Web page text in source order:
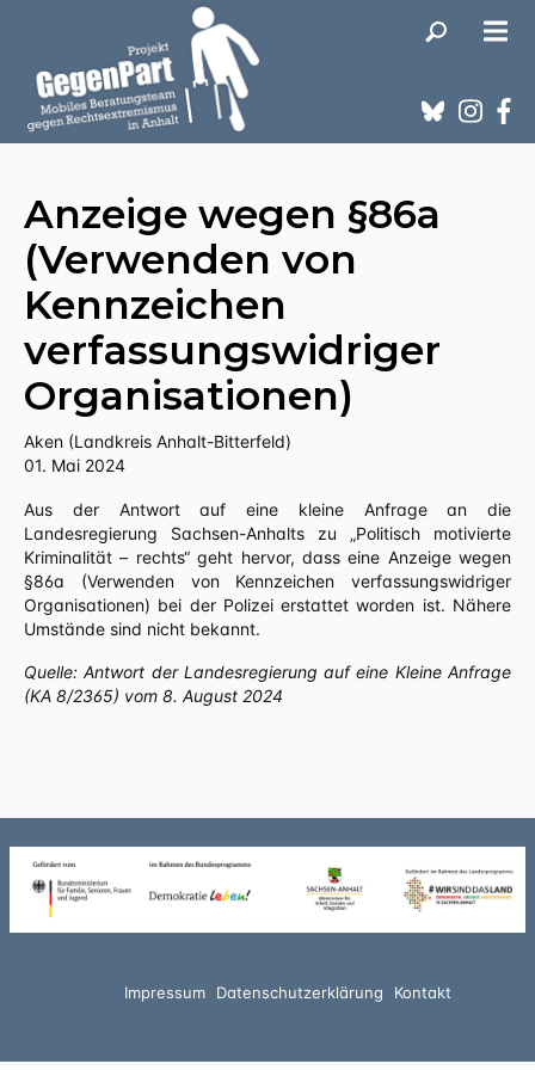
Anzeige wegen §86a
(Verwenden von
Kennzeichen
verfassungswidriger
Organisationen)
Aken (Landkreis Anhalt-Bitterfeld)
01. Mai 2024
Aus der Antwort auf eine kleine Anfrage an die
Landesregierung Sachsen-Anhalts zu „Politisch motivierte
Kriminalität – rechts“ geht hervor, dass eine Anzeige wegen
§86a (Verwenden von Kennzeichen verfassungswidriger
Organisationen) bei der Polizei erstattet worden ist. Nähere
Umstände sind nicht bekannt.
Quelle: Antwort der Landesregierung auf eine Kleine Anfrage
(KA 8/2365) vom 8. August 2024
Impressum Datenschutzerklärung Kontakt